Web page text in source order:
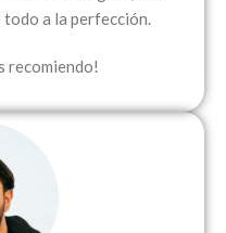
todo a la perfección.
recomiendo!